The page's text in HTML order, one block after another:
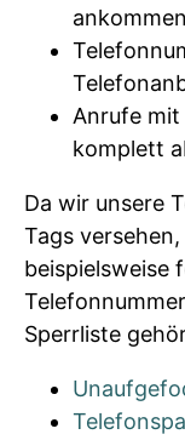
Anrufe
komplett
Da wir unsere
Tags
beispielsweise
Sperrliste